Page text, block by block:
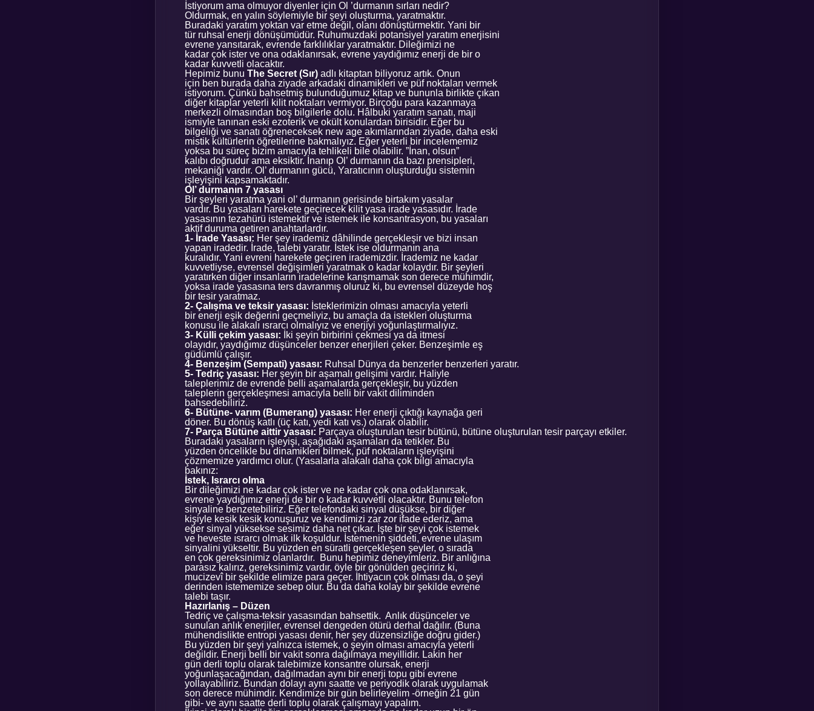
İstiyorum ama olmuyor diyenler için Ol ’durmanın sırları nedir?
Oldurmak, en yalın söylemiyle bir şeyi oluşturma, yaratmaktır.
Buradaki yaratım yoktan var etme değil, olanı dönüştürmektir. Yani bir
tür ruhsal enerji dönüşümüdür. Ruhumuzdaki potansiyel yaratım enerjisini
evrene yansıtarak, evrende farklılıklar yaratmaktır. Dileğimizi ne
kadar çok ister ve ona odaklanırsak, evrene yaydığımız enerji de bir o
kadar kuvvetli olacaktır.
Hepimiz bunu The Secret (Sır) adlı kitaptan biliyoruz artık. Onun
için ben burada daha ziyade arkadaki dinamikleri ve püf noktaları vermek
istiyorum. Çünkü bahsetmiş bulunduğumuz kitap ve bununla birlikte çıkan
diğer kitaplar yeterli kilit noktaları vermiyor. Birçoğu para kazanmaya
merkezli olmasından boş bilgilerle dolu. Hâlbuki yaratım sanatı, maji
ismiyle tanınan eski ezoterik ve okült konulardan birisidir. Eğer bu
bilgeliği ve sanatı öğreneceksek new age akımlarından ziyade, daha eski
mistik kültürlerin öğretilerine bakmalıyız. Eğer yeterli bir incelememiz
yoksa bu süreç bizim amacıyla tehlikeli bile olabilir. ”İnan, olsun”
kalıbı doğrudur ama eksiktir. İnanıp Ol’ durmanın da bazı prensipleri,
mekaniği vardır. Ol’ durmanın gücü, Yaratıcının oluşturduğu sistemin
işleyişini kapsamaktadır.
Ol’ durmanın 7 yasası
Bir şeyleri yaratma yani ol’ durmanın gerisinde birtakım yasalar
vardır. Bu yasaları harekete geçirecek kilit yasa irade yasasıdır. İrade
yasasının tezahürü istemektir ve istemek ile konsantrasyon, bu yasaları
aktif duruma getiren anahtarlardır.
1- İrade Yasası: Her şey irademiz dâhilinde gerçekleşir ve bizi insan
yapan iradedir. İrade, talebi yaratır. İstek ise oldurmanın ana
kuralıdır. Yani evreni harekete geçiren irademizdir. İrademiz ne kadar
kuvvetliyse, evrensel değişimleri yaratmak o kadar kolaydır. Bir şeyleri
yaratırken diğer insanların iradelerine karışmamak son derece mühimdir,
yoksa irade yasasına ters davranmış oluruz ki, bu evrensel düzeyde hoş
bir tesir yaratmaz.
2- Çalışma ve teksir yasası: İsteklerimizin olması amacıyla yeterli
bir enerji eşik değerini geçmeliyiz, bu amaçla da istekleri oluşturma
konusu ile alakalı ısrarcı olmalıyız ve enerjiyi yoğunlaştırmalıyız.
3- Külli çekim yasası: İki şeyin birbirini çekmesi ya da itmesi
olayıdır, yaydığımız düşünceler benzer enerjileri çeker. Benzeşimle eş
güdümlü çalışır.
4- Benzeşim (Sempati) yasası: Ruhsal Dünya da benzerler benzerleri yaratır.
5- Tedriç yasası: Her şeyin bir aşamalı gelişimi vardır. Haliyle
taleplerimiz de evrende belli aşamalarda gerçekleşir, bu yüzden
taleplerin gerçekleşmesi amacıyla belli bir vakit diliminden
bahsedebiliriz.
6- Bütüne- varım (Bumerang) yasası: Her enerji çıktığı kaynağa geri
döner. Bu dönüş katlı (üç katı, yedi katı vs.) olarak olabilir.
7- Parça Bütüne aittir yasası: Parçaya oluşturulan tesir bütünü, bütüne oluşturulan tesir parçayı etkiler.
Buradaki yasaların işleyişi, aşağıdaki aşamaları da tetikler. Bu
yüzden öncelikle bu dinamikleri bilmek, püf noktaların işleyişini
çözmemize yardımcı olur. (Yasalarla alakalı daha çok bilgi amacıyla
bakınız:
İstek, Israrcı olma
Bir dileğimizi ne kadar çok ister ve ne kadar çok ona odaklanırsak,
evrene yaydığımız enerji de bir o kadar kuvvetli olacaktır. Bunu telefon
sinyaline benzetebiliriz. Eğer telefondaki sinyal düşükse, bir diğer
kişiyle kesik kesik konuşuruz ve kendimizi zar zor ifade ederiz, ama
eğer sinyal yüksekse sesimiz daha net çıkar. İşte bir şeyi çok istemek
ve heveste ısrarcı olmak ilk koşuldur. İstemenin şiddeti, evrene ulaşım
sinyalini yükseltir. Bu yüzden en süratli gerçekleşen şeyler, o sırada
en çok gereksinimiz olanlardır. Bunu hepimiz deneyimleriz. Bir anlığına
parasız kalırız, gereksinimiz vardır, öyle bir gönülden geçiririz ki,
mucizevî bir şekilde elimize para geçer. İhtiyacın çok olması da, o şeyi
derinden istememize sebep olur. Bu da daha kolay bir şekilde evrene
talebi taşır.
Hazırlanış – Düzen
Tedriç ve çalışma-teksir yasasından bahsettik. Anlık düşünceler ve
sunulan anlık enerjiler, evrensel dengeden ötürü derhal dağılır. (Buna
mühendislikte entropi yasası denir, her şey düzensizliğe doğru gider.)
Bu yüzden bir şeyi yalnızca istemek, o şeyin olması amacıyla yeterli
değildir. Enerji belli bir vakit sonra dağılmaya meyillidir. Lakin her
gün derli toplu olarak talebimize konsantre olursak, enerji
yoğunlaşacağından, dağılmadan aynı bir enerji topu gibi evrene
yollayabiliriz. Bundan dolayı aynı saatte ve periyodik olarak uygulamak
son derece mühimdir. Kendimize bir gün belirleyelim -örneğin 21 gün
gibi- ve aynı saatte derli toplu olarak çalışmayı yapalım.